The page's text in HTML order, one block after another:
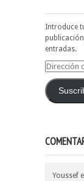
Introduce
entradas.
Dirección
email
Youssef